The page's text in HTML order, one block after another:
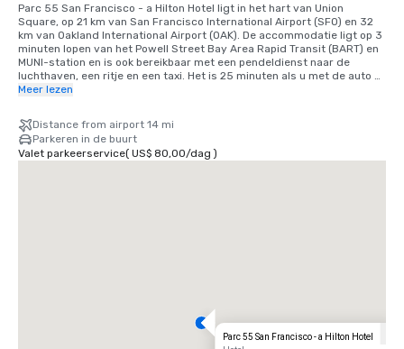
Parc 55 San Francisco - a Hilton Hotel ligt in het hart van Union
Square, op 21 km van San Francisco International Airport (SFO) en 32
km van Oakland International Airport (OAK). De accommodatie ligt op 3
minuten lopen van het Powell Street Bay Area Rapid Transit (BART) en
MUNI-station en is ook bereikbaar met een pendeldienst naar de
luchthaven, een ritje en een taxi. Het is 25 minuten als u met de auto
komt, of 40 minuten met de BART-trein. We zijn gevestigd in het Union
Meer lezen
Distance from airport 14 mi
Parkeren in de buurt
Valet parkeerservice( US$ 80,00/dag )
Parc 55 San Francisco - a Hilton Hotel